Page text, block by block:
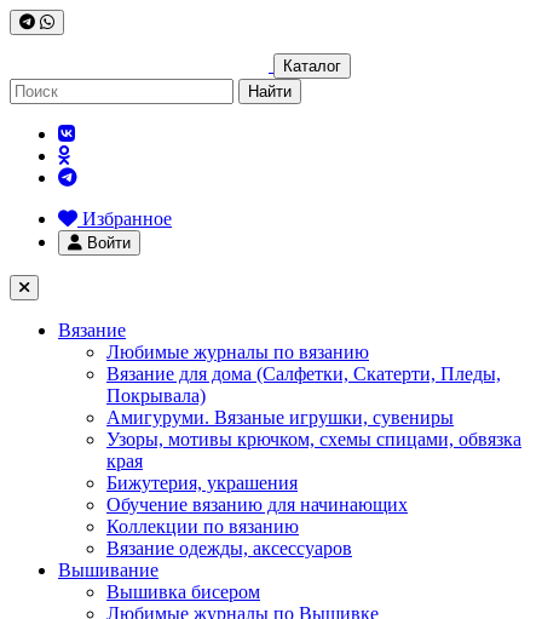
Каталог
Найти
Избранное
Войти
Вязание
Любимые журналы по вязанию
Вязание для дома (Салфетки, Скатерти, Пледы,
Покрывала)
Амигуруми. Вязаные игрушки, сувениры
Узоры, мотивы крючком, схемы спицами, обвязка
края
Бижутерия, украшения
Обучение вязанию для начинающих
Коллекции по вязанию
Вязание одежды, аксессуаров
Вышивание
Вышивка бисером
Любимые журналы по Вышивке